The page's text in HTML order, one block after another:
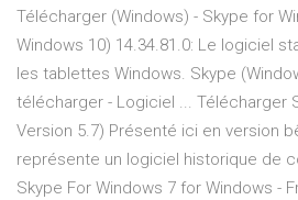
Télécharger (Windows) - Skype for
Windows 10) 14.34.81.0: Le logiciel
les tablettes Windows. Skype
télécharger - Logiciel ... Télécharger
Version 5.7) Présenté ici en version
représente un logiciel historique de
Skype For Windows 7 for Windows -